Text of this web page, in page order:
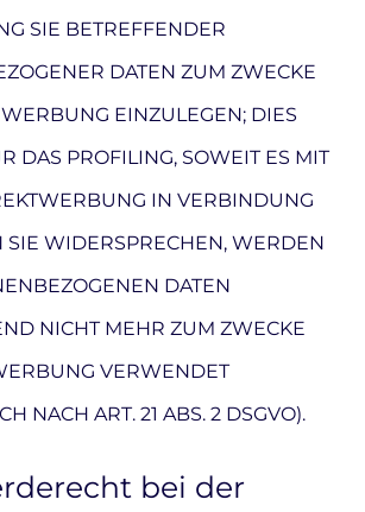
SIE BETREFFENDER
DATEN ZUM ZWECKE
EINZULEGEN; DIES
DAS PROFILING, SOWEIT ES MIT
IN VERBINDUNG
SIE WIDERSPRECHEN, WERDEN
DATEN
NICHT MEHR ZUM ZWECKE
VERWENDET
NACH ART. 21 ABS. 2 DSGVO).
bei der